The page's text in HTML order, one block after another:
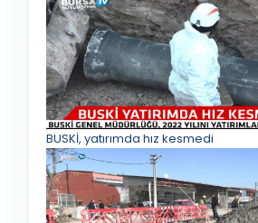
BUSKİ, yatırımda hız kesmedi